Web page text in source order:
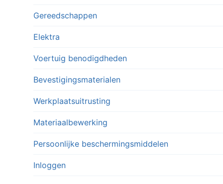
Gereedschappen
Elektra
Voertuig benodigdheden
Bevestigingsmaterialen
Werkplaatsuitrusting
Materiaalbewerking
Persoonlijke beschermingsmiddelen
Inloggen